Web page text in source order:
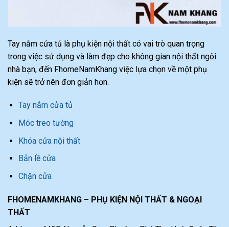
Tay nắm cửa tủ là phụ kiện nội thất có vai trò quan trọng
trong việc sử dụng và làm đẹp cho không gian nội thất ngôi
nhà bạn, đến FhomeNamKhang việc lựa chọn về một phụ
kiện sẽ trở nên đơn giản hơn.
Tay nắm cửa tủ
Móc treo tường
Khóa cửa nội thất
Bản lề cửa
Chặn cửa
FHOMENAMKHANG – PHỤ KIỆN NỘI THẤT & NGOẠI
THẤT